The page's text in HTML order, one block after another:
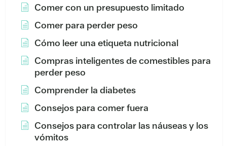
Comer con un presupuesto limitado
Comer para perder peso
Cómo leer una etiqueta nutricional
Compras inteligentes de comestibles para
perder peso
Comprender la diabetes
Consejos para comer fuera
Consejos para controlar las náuseas y los
vómitos